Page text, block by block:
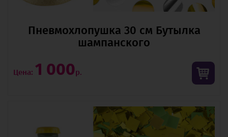
Пневмохлопушка 30 см Бутылка
шампанского
Цена: 1 000р.